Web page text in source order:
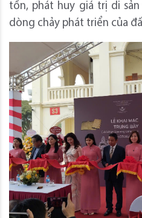
tồn, phát huy giá trị di
dòng chảy phát triển của